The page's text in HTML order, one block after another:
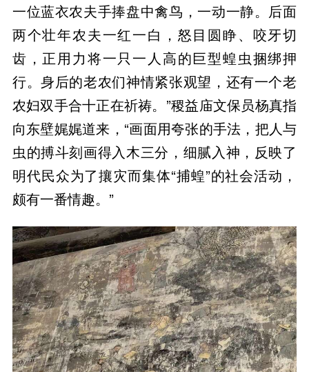
一位蓝衣农夫手捧盘中禽鸟，一动一静。后面
两个壮年农夫一红一白，怒目圆睁、咬牙切
齿，正用力将一只一人高的巨型蝗虫捆绑押
行。身后的老农们神情紧张观望，还有一个老
农妇双手合十正在祈祷。”稷益庙文保员杨真指
向东壁娓娓道来，“画面用夸张的手法，把人与
虫的搏斗刻画得入木三分，细腻入神，反映了
明代民众为了攘灾而集体“捕蝗”的社会活动，
颇有一番情趣。”